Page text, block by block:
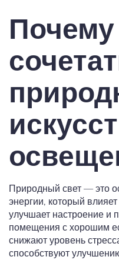
Природный свет — это
энергии, который
улучшает настроение и
помещения с хорошим
снижают уровень
способствуют